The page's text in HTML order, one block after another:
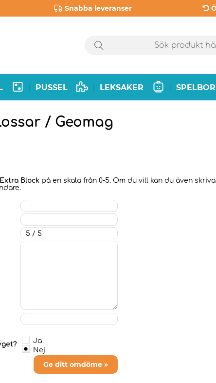
Snabba leveranser
PUSSEL LEKSAKER
/ Geomag
Block på en skala från 0-5. Om du vill kan du även
Ja
Nej
Ge ditt omdöme »